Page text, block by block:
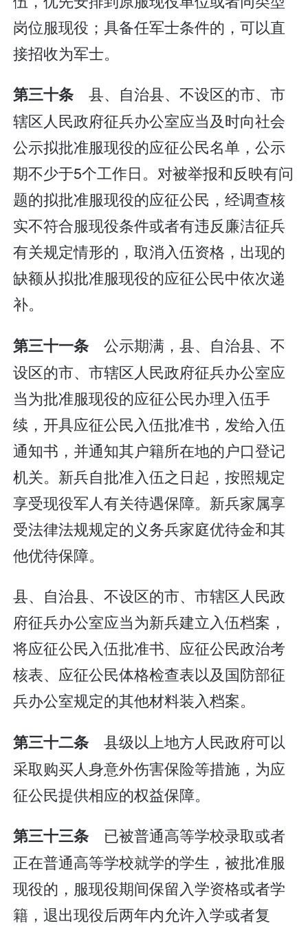
岗位服现役；具备任军士条件的，可以直
接招收为军士。
第三十条 县、自治县、不设区的市、市
辖区人民政府征兵办公室应当及时向社会
公示拟批准服现役的应征公民名单，公示
期不少于5个工作日。对被举报和反映有问
题的拟批准服现役的应征公民，经调查核
实不符合服现役条件或者有违反廉洁征兵
有关规定情形的，取消入伍资格，出现的
缺额从拟批准服现役的应征公民中依次递
补。
第三十一条 公示期满，县、自治县、不
设区的市、市辖区人民政府征兵办公室应
当为批准服现役的应征公民办理入伍手
续，开具应征公民入伍批准书，发给入伍
通知书，并通知其户籍所在地的户口登记
机关。新兵自批准入伍之日起，按照规定
享受现役军人有关待遇保障。新兵家属享
受法律法规规定的义务兵家庭优待金和其
他优待保障。
县、自治县、不设区的市、市辖区人民政
府征兵办公室应当为新兵建立入伍档案，
将应征公民入伍批准书、应征公民政治考
核表、应征公民体格检查表以及国防部征
兵办公室规定的其他材料装入档案。
第三十二条 县级以上地方人民政府可以
采取购买人身意外伤害保险等措施，为应
征公民提供相应的权益保障。
第三十三条 已被普通高等学校录取或者
正在普通高等学校就学的学生，被批准服
现役的，服现役期间保留入学资格或者学
籍，退出现役后两年内允许入学或者复